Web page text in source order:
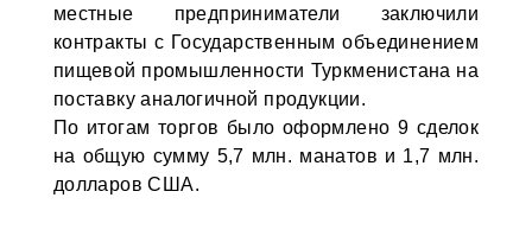
местные предприниматели заключили
контракты с Государственным объединением
пищевой промышленности Туркменистана на
поставку аналогичной продукции.
По итогам торгов было оформлено 9 сделок
на общую сумму 5,7 млн. манатов и 1,7 млн.
долларов США.